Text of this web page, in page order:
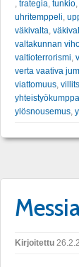
, trategia, tunkio,
uhritemppeli,
väkivalta,
valtakunnan
valtioterrorismi,
verta vaativa
viattomuus,
ylösnousemus,
Kirjoitettu